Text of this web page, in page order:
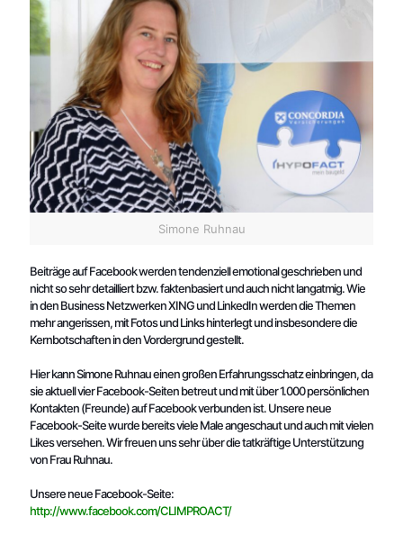
Simone Ruhnau
Beiträge auf Facebook werden tendenziell emotional geschrieben und
nicht so sehr detailliert bzw. faktenbasiert und auch nicht langatmig. Wie
in den Business Netzwerken XING und LinkedIn werden die Themen
mehr angerissen, mit Fotos und Links hinterlegt und insbesondere die
Kernbotschaften in den Vordergrund gestellt.
Hier kann Simone Ruhnau einen großen Erfahrungsschatz einbringen, da
sie aktuell vier Facebook-Seiten betreut und mit über 1.000 persönlichen
Kontakten (Freunde) auf Facebook verbunden ist. Unsere neue
Facebook-Seite wurde bereits viele Male angeschaut und auch mit vielen
Likes versehen. Wir freuen uns sehr über die tatkräftige Unterstützung
von Frau Ruhnau.
Unsere neue Facebook-Seite:
http://www.facebook.com/CLIMPROACT/